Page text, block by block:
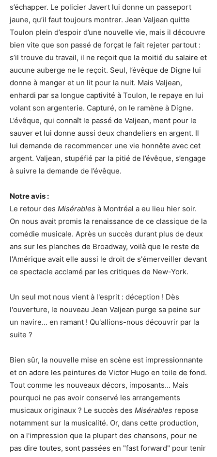
s’échapper. Le policier Javert lui donne un passeport
jaune, qu’il faut toujours montrer. Jean Valjean quitte
Toulon plein d’espoir d’une nouvelle vie, mais il découvre
bien vite que son passé de forçat le fait rejeter partout :
s’il trouve du travail, il ne reçoit que la moitié du salaire et
aucune auberge ne le reçoit. Seul, l’évêque de Digne lui
donne à manger et un lit pour la nuit. Mais Valjean,
enhardi par sa longue captivité à Toulon, le repaye en lui
volant son argenterie. Capturé, on le ramène à Digne.
L’évêque, qui connaît le passé de Valjean, ment pour le
sauver et lui donne aussi deux chandeliers en argent. Il
lui demande de recommencer une vie honnête avec cet
argent. Valjean, stupéfié par la pitié de l’évêque, s’engage
à suivre la demande de l’évêque.
Notre avis :
Le retour des Misérables à Montréal a eu lieu hier soir.
On nous avait promis la renaissance de ce classique de la
comédie musicale. Après un succès durant plus de deux
ans sur les planches de Broadway, voilà que le reste de
l'Amérique avait elle aussi le droit de s'émerveiller devant
ce spectacle acclamé par les critiques de New-York.
Un seul mot nous vient à l'esprit : déception ! Dès
l'ouverture, le nouveau Jean Valjean purge sa peine sur
un navire... en ramant ! Qu'allions-nous découvrir par la
suite ?
Bien sûr, la nouvelle mise en scène est impressionnante
et on adore les peintures de Victor Hugo en toile de fond.
Tout comme les nouveaux décors, imposants... Mais
pourquoi ne pas avoir conservé les arrangements
musicaux originaux ? Le succès des Misérables repose
notamment sur la musicalité. Or, dans cette production,
on a l'impression que la plupart des chansons, pour ne
pas dire toutes, sont passées en "fast forward" pour tenir